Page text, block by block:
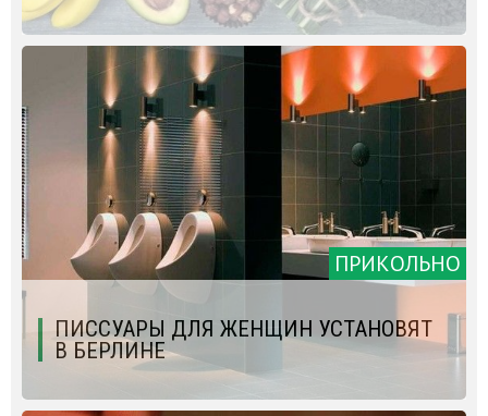
ПРИКОЛЬНО
ПИССУАРЫ ДЛЯ ЖЕНЩИН УСТАНОВЯТ
В БЕРЛИНЕ